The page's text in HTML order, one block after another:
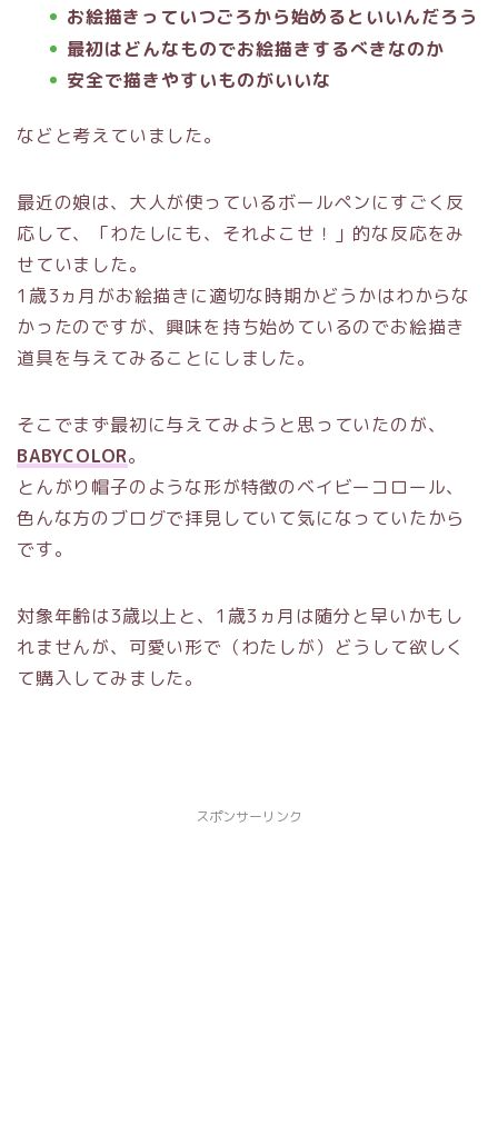
お絵描きっていつごろから始めるといいんだろう
最初はどんなものでお絵描きするべきなのか
安全で描きやすいものがいいな
などと考えていました。
最近の娘は、大人が使っているボールペンにすごく反
応して、「わたしにも、それよこせ！」的な反応をみ
せていました。
1歳3ヵ月がお絵描きに適切な時期かどうかはわからな
かったのですが、興味を持ち始めているのでお絵描き
道具を与えてみることにしました。
そこでまず最初に与えてみようと思っていたのが、
BABYCOLOR。
とんがり帽子のような形が特徴のベイビーコロール、
色んな方のブログで拝見していて気になっていたから
です。
対象年齢は3歳以上と、1歳3ヵ月は随分と早いかもし
れませんが、可愛い形で（わたしが）どうして欲しく
て購入してみました。
スポンサーリンク